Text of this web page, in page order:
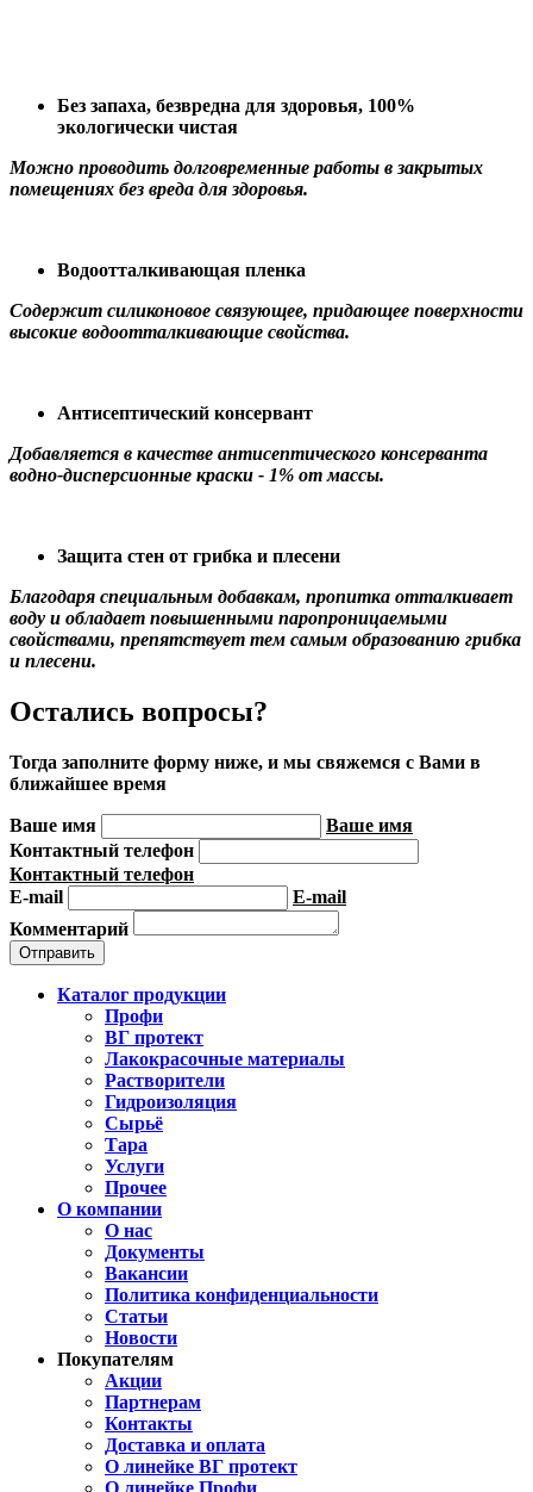
Без запаха, безвредна для здоровья, 100%
экологически чистая
Можно проводить долговременные работы в закрытых
помещениях без вреда для здоровья.
Водоотталкивающая пленка
Содержит силиконовое связующее, придающее поверхности
высокие водоотталкивающие свойства.
Антисептический консервант
Добавляется в качестве антисептического консерванта
водно-дисперсионные краски - 1% от массы.
Защита стен от грибка и плесени
Благодаря специальным добавкам, пропитка отталкивает
воду и обладает повышенными паропроницаемыми
свойствами, препятствует тем самым образованию грибка
и плесени.
Остались вопросы?
Тогда заполните форму ниже, и мы свяжемся с Вами в
ближайшее время
Ваше имя
Ваше имя
Контактный телефон
Контактный телефон
E-mail
E-mail
Комментарий
Каталог продукции
Профи
ВГ протект
Лакокрасочные материалы
Растворители
Гидроизоляция
Сырьё
Тара
Услуги
Прочее
О компании
О нас
Документы
Вакансии
Политика конфиденциальности
Статьи
Новости
Покупателям
Акции
Партнерам
Контакты
Доставка и оплата
О линейке ВГ протект
О линейке Профи